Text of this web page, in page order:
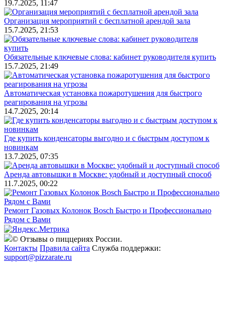
19.7.2025, 11:47
Организация мероприятий с бесплатной арендой зала
15.7.2025, 21:53
Обязательные ключевые слова: кабинет руководителя купить
15.7.2025, 21:49
Автоматическая установка пожаротушения для быстрого
реагирования на угрозы
14.7.2025, 20:14
Где купить конденсаторы выгодно и с быстрым доступом к
новинкам
13.7.2025, 07:35
Аренда автовышки в Москве: удобный и доступный способ
11.7.2025, 00:22
Ремонт Газовых Колонок Bosch Быстро и Профессионально
Рядом с Вами
© Отзывы о пиццериях России.
Контакты Правила сайта Служба поддержки:
support@pizzarate.ru